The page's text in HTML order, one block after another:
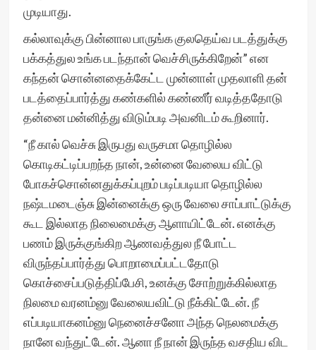
முடியாது.
கல்லாவுக்கு பின்னால பாருங்க குலதெய்வ படத்துக்கு
பக்கத்துல உங்க படந்தான் வெச்சிருக்கிறேன்” என
கந்தன் சொன்னதைக்கேட்ட முன்னாள் முதலாளி தன்
படத்தைப்பார்த்து கண்களில் கண்ணீர் வடித்ததோடு
தன்னை மன்னித்து விடும்படி அவனிடம் கூறினார்.
“நீ கால் வெச்சு இருபது வருசமா தொழில்ல
கொடிகட்டிப்பறந்த நான், உன்னை வேலைய விட்டு
போகச்சொன்னதுக்கப்புறம் படிப்படியா தொழில்ல
நஷ்டமடைஞ்சு இன்னைக்கு ஒரு வேலை சாப்பாட்டுக்கு
கூட இல்லாத நிலைமைக்கு ஆளாயிட்டேன். எனக்கு
பணம் இருக்குங்கிற ஆணவத்துல நீ போட்ட
விருந்தப்பார்த்து பொறாமைப்பட்டதோடு
கொச்சைப்படுத்திப்பேசி, உனக்கு சோற்றுக்கில்லாத
நிலமை வரனம்னு வேலையவிட்டு நீக்கிட்டேன். நீ
எப்படியாகனம்னு நெனைச்சனோ அந்த நெலமைக்கு
நானே வந்துட்டேன். ஆனா நீ நான் இருந்த வசதிய விட